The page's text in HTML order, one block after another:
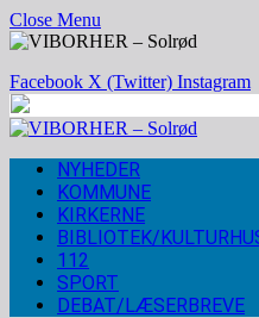
Close Menu
Facebook X (Twitter) Instagram
NYHEDER
KOMMUNE
KIRKERNE
BIBLIOTEK/
112
SPORT
DEBAT/LÆSERBREVE